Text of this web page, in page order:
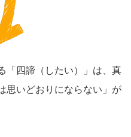
「四諦（したい）」は、真
思いどおりにならない」が